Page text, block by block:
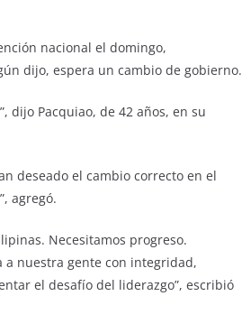
nacional el domingo,
dijo, espera un cambio de gobierno.
dijo Pacquiao, de 42 años, en su
deseado el cambio correcto en el
agregó.
Necesitamos progreso.
a nuestra gente con integridad,
el desafío del liderazgo”, escribió